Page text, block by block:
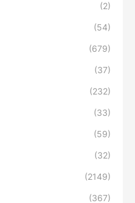
(2)
(54)
(679)
(37)
(232)
(33)
(59)
(32)
(2149)
(367)